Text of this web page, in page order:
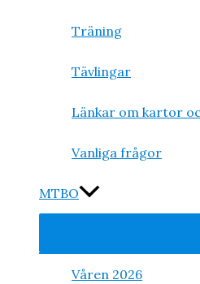
Träning
Tävlingar
Länkar om kartor
Vanliga frågor
MTBO
Våren 2026